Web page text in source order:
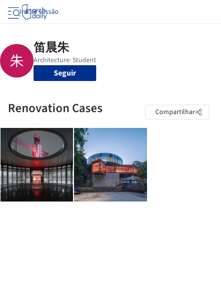
Iniciar sessão
Seguir
Renovation Cases Compartilhar